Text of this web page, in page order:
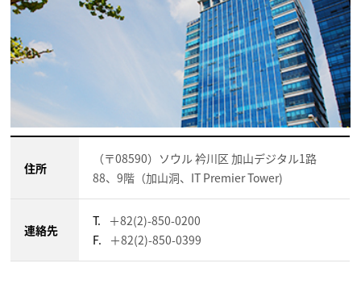
住所
（〒08590）ソウル 衿川区 加山デジタル1路
88、9階（加山洞、IT Premier Tower)
連絡先
T.
＋82(2)-850-0200
F.
＋82(2)-850-0399